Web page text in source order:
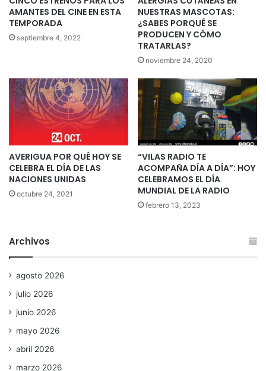
AMANTES DEL CINE EN ESTA
TEMPORADA
septiembre 4, 2022
NUESTRAS MASCOTAS:
¿SABES PORQUÉ SE
PRODUCEN Y CÓMO
TRATARLAS?
noviembre 24, 2020
AVERIGUA POR QUÉ HOY SE
CELEBRA EL DÍA DE LAS
NACIONES UNIDAS
octubre 24, 2021
“VILAS RADIO TE
ACOMPAÑA DÍA A DÍA”: HOY
CELEBRAMOS EL DÍA
MUNDIAL DE LA RADIO
febrero 13, 2023
Archivos
agosto 2026
julio 2026
junio 2026
mayo 2026
abril 2026
marzo 2026